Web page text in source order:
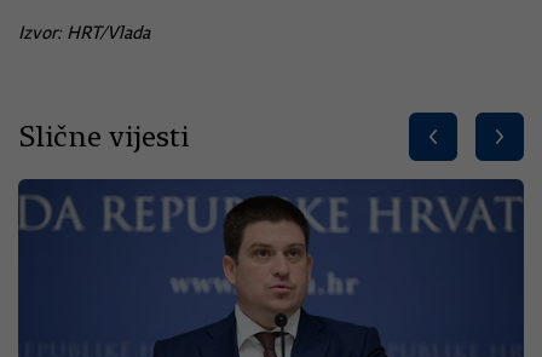
Izvor: HRT/Vlada
Slične vijesti